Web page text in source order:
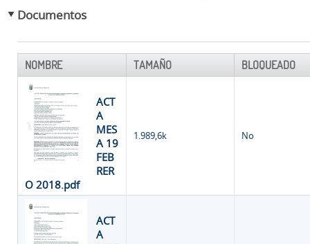
Documentos
NOMBRE TAMAÑO BLOQUEADO
ACT
A
MES
A 19
FEB
RER
O 2018.pdf
1.989,6k No
ACT
A